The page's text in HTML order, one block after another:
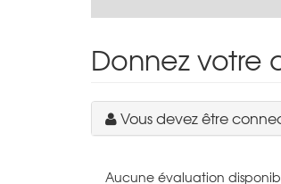
Donnez votre
Vous devez être
Aucune évaluation